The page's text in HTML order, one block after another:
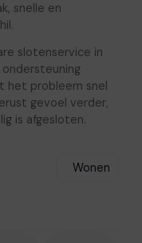
snelle en
slotenservice in
het probleem snel
gevoel verder,
is afgesloten.
Wonen